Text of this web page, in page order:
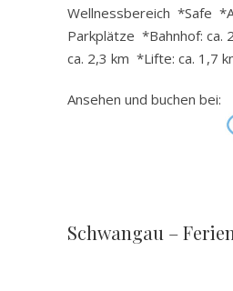
Wellnessbereich *Safe
Parkplätze *Bahnhof: ca.
ca. 2,3 km *Lifte: ca. 1,7
Ansehen und buchen bei:
Schwangau –